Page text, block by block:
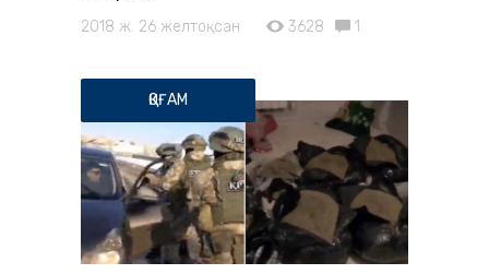
2018 ж. 26 желтоқсан 3628 1
ҚОҒАМ